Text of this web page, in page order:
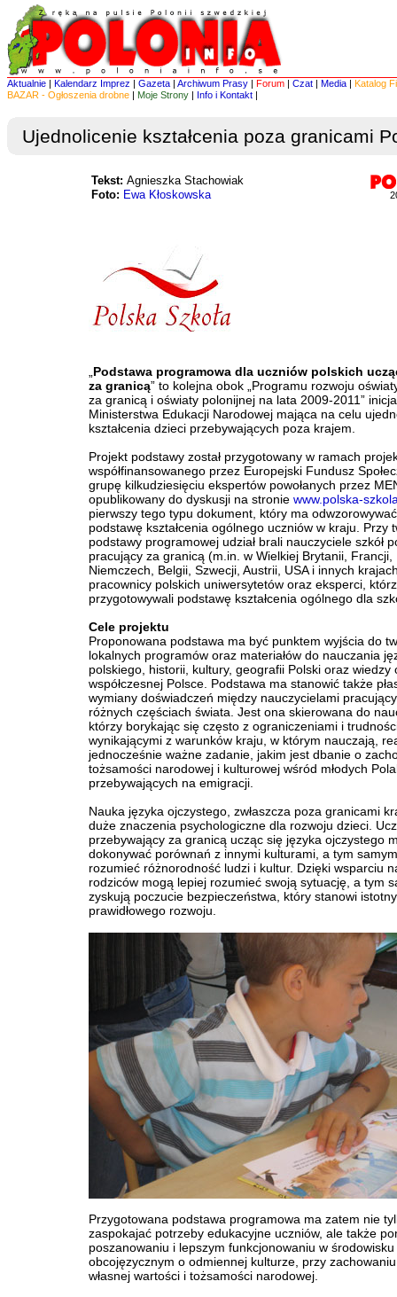
Aktualnie | Kalendarz Imprez | Gazeta | Archiwum Prasy | Forum | Czat | Media | Katalog
BAZAR - Ogłoszenia drobne | Moje Strony | Info i Kontakt |
Ujednolicenie kształcenia poza granicami
Tekst: Agnieszka Stachowiak
Foto: Ewa Kłoskowska
„ Podstawa programowa dla uczniów polskich
za granicą” to kolejna obok „Programu rozwoju
za granicą i oświaty polonijnej na lata 2009-2011”
Ministerstwa Edukacji Narodowej mająca na celu
kształcenia dzieci przebywających poza krajem.
Projekt podstawy został przygotowany w ramach
współfinansowanego przez Europejski Fundusz
grupę kilkudziesięciu ekspertów powołanych przez
opublikowany do dyskusji na stronie www.polska-
pierwszy tego typu dokument, który ma
podstawę kształcenia ogólnego uczniów w kraju. Przy
podstawy programowej udział brali nauczyciele szkół
pracujący za granicą (m.in. w Wielkiej Brytanii, Francji,
Niemczech, Belgii, Szwecji, Austrii, USA i innych
pracownicy polskich uniwersytetów oraz eksperci,
przygotowywali podstawę kształcenia ogólnego dla
Cele projektu
Proponowana podstawa ma być punktem wyjścia do
lokalnych programów oraz materiałów do nauczania
polskiego, historii, kultury, geografii Polski oraz wiedzy
współczesnej Polsce. Podstawa ma stanowić także
wymiany doświadczeń między nauczycielami
różnych częściach świata. Jest ona skierowana do
którzy borykając się często z ograniczeniami i
wynikającymi z warunków kraju, w którym nauczają,
jednocześnie ważne zadanie, jakim jest dbanie o
tożsamości narodowej i kulturowej wśród młodych
przebywających na emigracji.
Nauka języka ojczystego, zwłaszcza poza granicami
duże znaczenia psychologiczne dla rozwoju dzieci.
przebywający za granicą ucząc się języka ojczystego
dokonywać porównań z innymi kulturami, a tym
rozumieć różnorodność ludzi i kultur. Dzięki wsparciu
rodziców mogą lepiej rozumieć swoją sytuację, a tym
zyskują poczucie bezpieczeństwa, który stanowi
prawidłowego rozwoju.
Przygotowana podstawa programowa ma zatem nie
zaspokajać potrzeby edukacyjne uczniów, ale także
poszanowaniu i lepszym funkcjonowaniu w środowisku
obcojęzycznym o odmiennej kulturze, przy
własnej wartości i tożsamości narodowej.